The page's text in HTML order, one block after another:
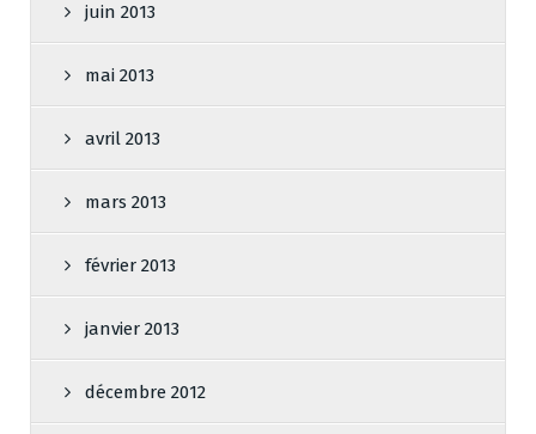
juin 2013
mai 2013
avril 2013
mars 2013
février 2013
janvier 2013
décembre 2012